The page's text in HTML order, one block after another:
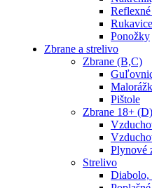
Rukavice
Ponožky
Zbrane a strelivo
Zbrane (B,C)
Pištole
Zbrane 18+ (D)
Plynové
Strelivo
Diabolo,